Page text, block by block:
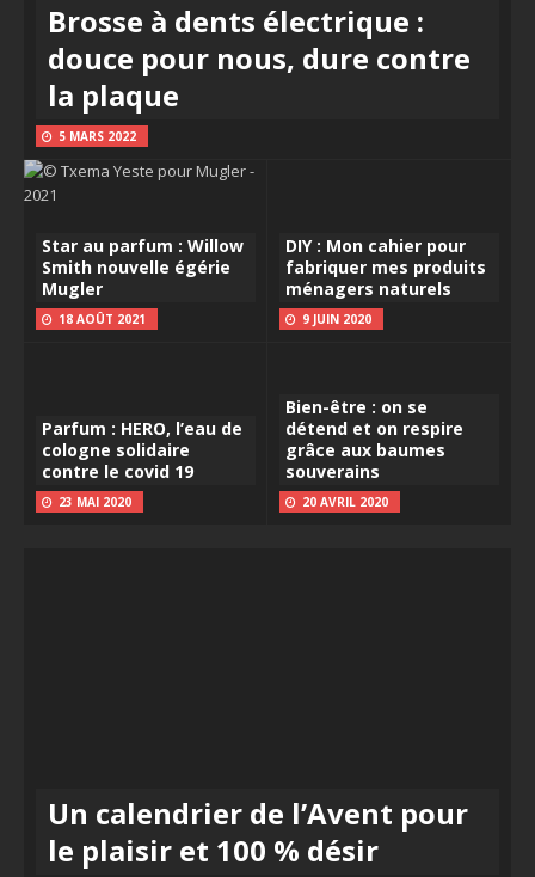
Brosse à dents électrique :
douce pour nous, dure contre
la plaque
5 MARS 2022
Star au parfum : Willow
Smith nouvelle égérie
Mugler
18 AOÛT 2021
DIY : Mon cahier pour
fabriquer mes produits
ménagers naturels
9 JUIN 2020
Parfum : HERO, l’eau de
cologne solidaire
contre le covid 19
23 MAI 2020
Bien-être : on se
détend et on respire
grâce aux baumes
souverains
20 AVRIL 2020
Un calendrier de l’Avent pour
le plaisir et 100 % désir